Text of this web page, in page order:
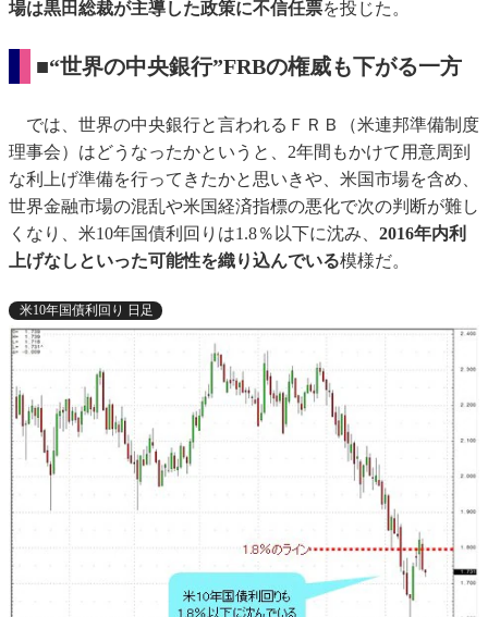
場は黒田総裁が主導した政策に不信任票を投じた。
■“世界の中央銀行”FRBの権威も下がる一方
では、世界の中央銀行と言われるＦＲＢ（米連邦準備制度
理事会）はどうなったかというと、2年間もかけて用意周到
な利上げ準備を行ってきたかと思いきや、米国市場を含め、
世界金融市場の混乱や米国経済指標の悪化で次の判断が難し
くなり、米10年国債利回りは1.8％以下に沈み、 2016年内利
上げなしといった可能性を織り込んでいる模様だ。
米10年国債利回り 日足